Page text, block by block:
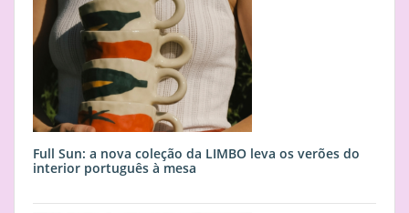
Full Sun: a nova coleção da LIMBO leva os verões do
interior português à mesa